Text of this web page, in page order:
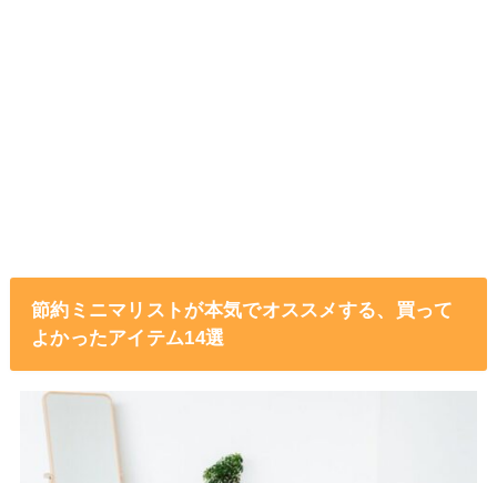
節約ミニマリストが本気でオススメする、買って
よかったアイテム14選